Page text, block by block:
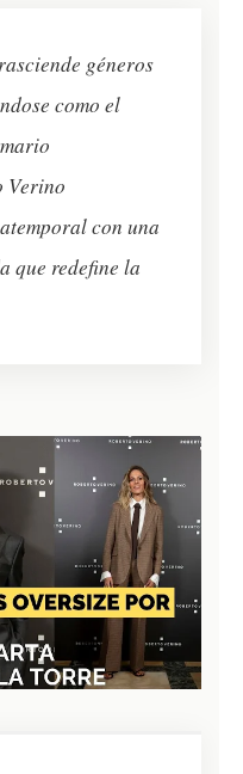
géneros
como el
Verino
con una
que redefine la